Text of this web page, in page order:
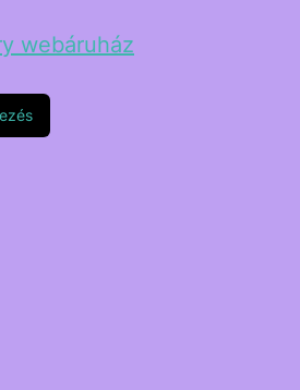
webáruház